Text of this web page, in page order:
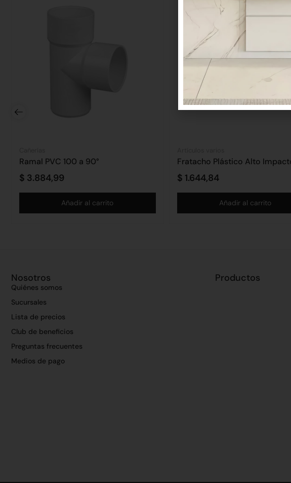
Ramal PVC 100 a 90°
$ 3.884,99
Añadir al carrito
$ 1.644,84
Añadir al carrito
Nosotros
Quiénes somos
Sucursales
Lista de precios
Club de beneficios
Preguntas frecuentes
Medios de pago
Productos